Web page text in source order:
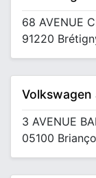
68 AVENUE
91220
Volkswagen
3 AVENUE
05100